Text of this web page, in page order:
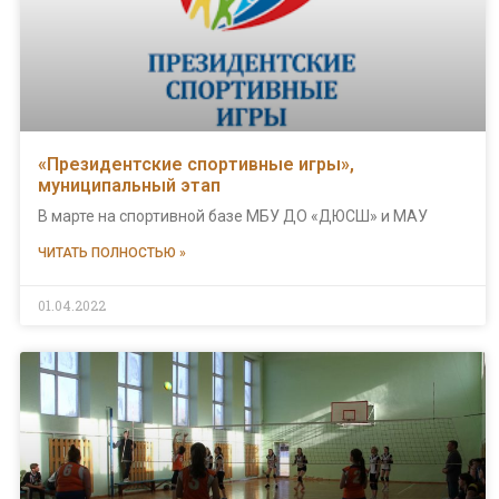
«Президентские спортивные игры»,
муниципальный этап
В марте на спортивной базе МБУ ДО «ДЮСШ» и МАУ
ЧИТАТЬ ПОЛНОСТЬЮ »
01.04.2022